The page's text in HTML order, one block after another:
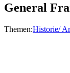
General
Themen:Historie/